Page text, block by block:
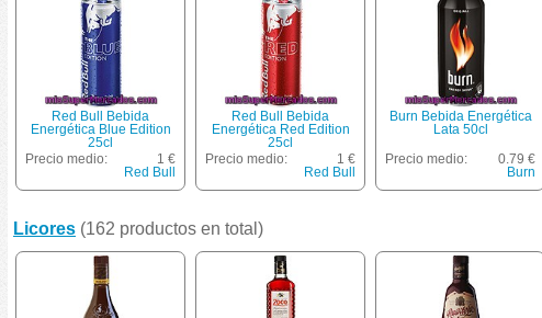
Red Bull Bebida
Energética Blue Edition
25cl
Precio medio:
1 €
Red Bull
Red Bull Bebida
Energética Red Edition
25cl
Precio medio:
1 €
Red Bull
Burn Bebida Energética
Lata 50cl
Precio medio:
0.79 €
Burn
Licores (162 productos en total)